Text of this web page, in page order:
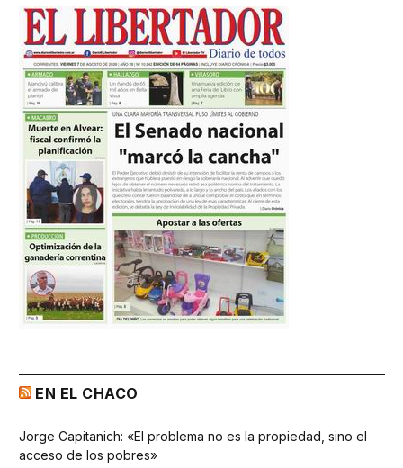
EN EL CHACO
Jorge Capitanich: «El problema no es la propiedad, sino el
acceso de los pobres»